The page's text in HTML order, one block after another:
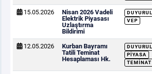
BT HİZMET YÖNETİM SİSTEMİ
15.05.2026
Nisan 2026 Vadeli
Elektrik Piyasası
Uzlaştırma
Bildirimi
VEP
12.05.2026
Kurban Bayramı
Tatili Teminat
Hesaplaması Hk.
PIYASA